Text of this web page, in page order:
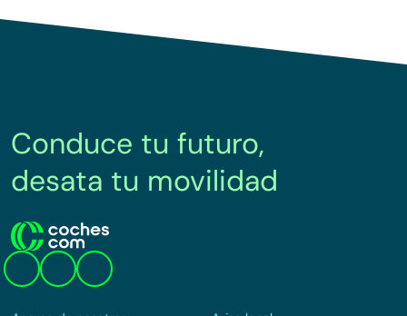
Conduce tu futuro,
desata tu movilidad